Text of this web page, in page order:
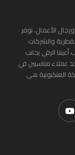
الأعمال. نوفر
والشركات
الرقي بجانب
عملاء مناسبين في
العنكبونية هي